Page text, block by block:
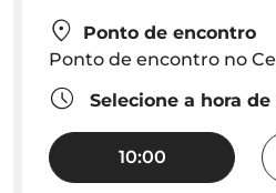
Ponto de encontro
Ponto de encontro no Centro
Selecione a hora
10:00